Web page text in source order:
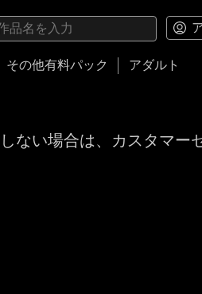
その他有料パック アダルト
ない場合は、カスタマー